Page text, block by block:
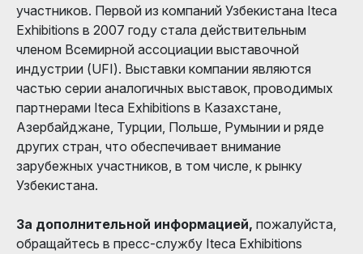
участников. Первой из компаний Узбекистана Iteca
Exhibitions в 2007 году стала действительным
членом Всемирной ассоциации выставочной
индустрии (UFI). Выставки компании являются
частью серии аналогичных выставок, проводимых
партнерами Iteca Exhibitions в Казахстане,
Азербайджане, Турции, Польше, Румынии и ряде
других стран, что обеспечивает внимание
зарубежных участников, в том числе, к рынку
Узбекистана.
За дополнительной информацией, пожалуйста,
обращайтесь в пресс-службу Iteca Exhibitions